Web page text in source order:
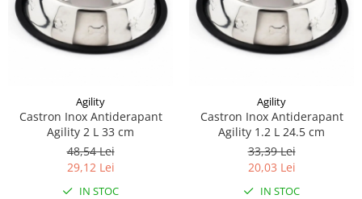
Agility
Castron Inox Antiderapant
Agility 2 L 33 cm
48,54 Lei
29,12 Lei
IN STOC
Agility
Castron Inox Antiderapant
Agility 1.2 L 24.5 cm
33,39 Lei
20,03 Lei
IN STOC